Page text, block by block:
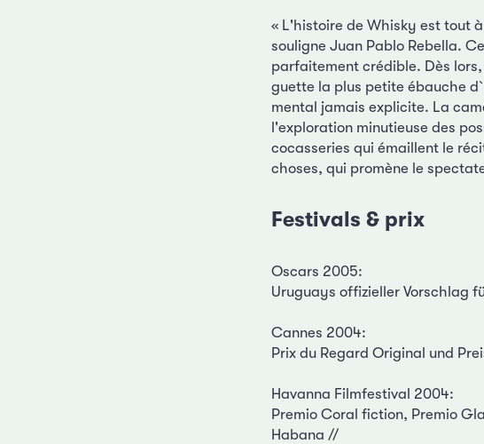
« L'histoire de Whisky est tout
souligne Juan Pablo Rebella.
parfaitement crédible. Dès
guette la plus petite ébauche
mental jamais explicite. La
l'exploration minutieuse des
cocasseries qui émaillent le
choses, qui promène le
Festivals & prix
Oscars 2005:
Uruguays offizieller Vorschlag
Cannes 2004:
Prix du Regard Original und
Havanna Filmfestival 2004:
Premio Coral fiction, Premio
Habana //